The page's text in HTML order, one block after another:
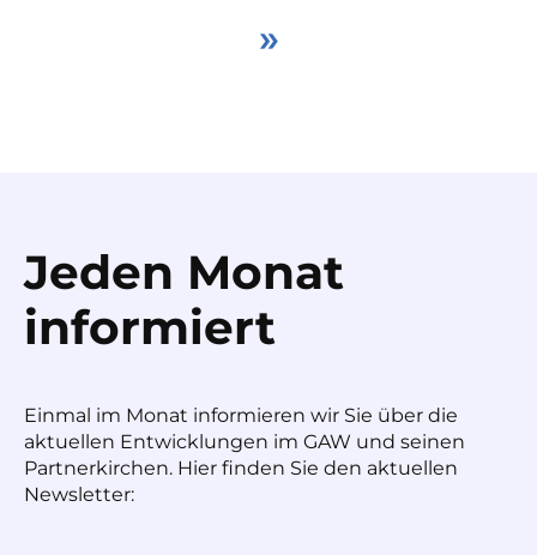
»
Jeden Monat
informiert
Einmal im Monat informieren wir Sie über die
aktuellen Entwicklungen im GAW und seinen
Partnerkirchen. Hier finden Sie den aktuellen
Newsletter: